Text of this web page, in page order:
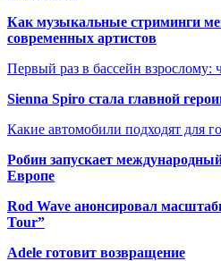
Как музыкальные стриминги
современных артистов
Первый раз в бассейн взрослому:
Sienna Spiro стала главной
Какие автомобили подходят для
Робин запускает
Европе
Rod Wave анонсировал
Tour”
Adele готовит возвращение